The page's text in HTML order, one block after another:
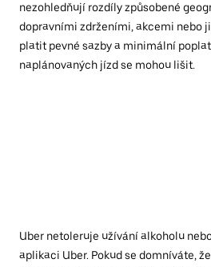
nezohledňují rozdíly způsobené
dopravními zdrženími, akcemi nebo
platit pevné sazby a minimální
naplánovaných jízd se mohou lišit.
Uber netoleruje užívání alkoholu
aplikaci Uber. Pokud se domníváte,